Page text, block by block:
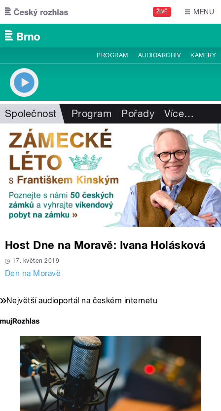
Přejít k hlavnímu obsahu
ŽIVĚ MENU
PROGRAM AUDIOARCHIV KAMERY
Společnost Program Pořady Více…
Host Dne na Moravě: Ivana Holásková
17. květen 2019
Den na Moravě
Největší audioportál na českém internetu